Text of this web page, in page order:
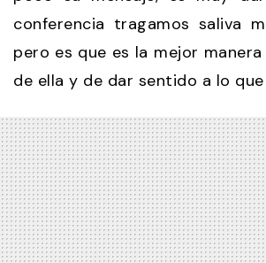
conferencia tragamos saliva
pero es que es la mejor
de ella y de dar sentido a lo